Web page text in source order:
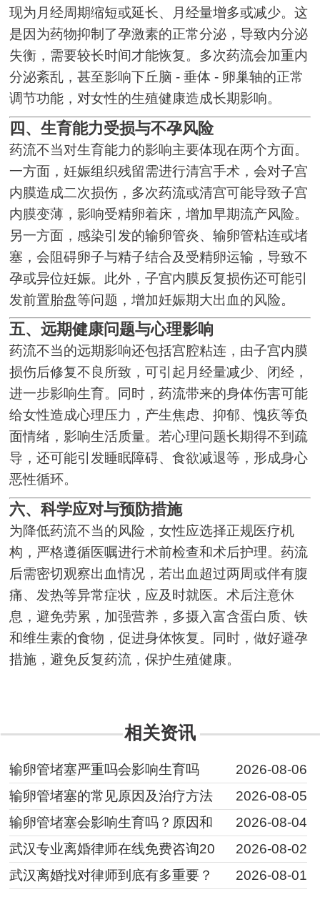
现为月经周期缩短或延长、月经量增多或减少。这
是因为药物抑制了孕激素的正常分泌，导致内分泌
失衡，需要较长时间才能恢复。多次药流会加重内
分泌紊乱，甚至影响下丘脑 - 垂体 - 卵巢轴的正常
调节功能，对女性的生殖健康造成长期影响。
四、生育能力受损与不孕风险
药流不当对生育能力的影响主要体现在两个方面。
一方面，妊娠组织残留需进行清宫手术，会对子宫
内膜造成二次损伤，多次药流或清宫可能导致子宫
内膜变薄，影响受精卵着床，增加早期流产风险。
另一方面，感染引发的输卵管炎、输卵管粘连或堵
塞，会阻碍卵子与精子结合及受精卵运输，导致不
孕或异位妊娠。此外，子宫内膜反复损伤还可能引
发前置胎盘等问题，增加妊娠期大出血的风险。
五、远期健康问题与心理影响
药流不当的远期影响还包括宫腔粘连，由子宫内膜
损伤后修复不良所致，可引起月经量减少、闭经，
进一步影响生育。同时，药流带来的身体伤害可能
给女性造成心理压力，产生焦虑、抑郁、愧疚等负
面情绪，影响生活质量。若心理问题长期得不到疏
导，还可能引发睡眠障碍、食欲减退等，形成身心
恶性循环。
六、科学应对与预防措施
为降低药流不当的风险，女性应选择正规医疗机
构，严格遵循医嘱进行术前检查和术后护理。药流
后需密切观察出血情况，若出血超过两周或伴有腹
痛、发热等异常症状，应及时就医。术后注意休
息，避免劳累，加强营养，多摄入富含蛋白质、铁
和维生素的食物，促进身体恢复。同时，做好避孕
措施，避免反复药流，保护生殖健康。
相关资讯
输卵管堵塞严重吗会影响生育吗
2026-08-06
输卵管堵塞的常见原因及治疗方法
2026-08-05
输卵管堵塞会影响生育吗？原因和
2026-08-04
武汉专业离婚律师在线免费咨询20
2026-08-02
武汉离婚找对律师到底有多重要？
2026-08-01